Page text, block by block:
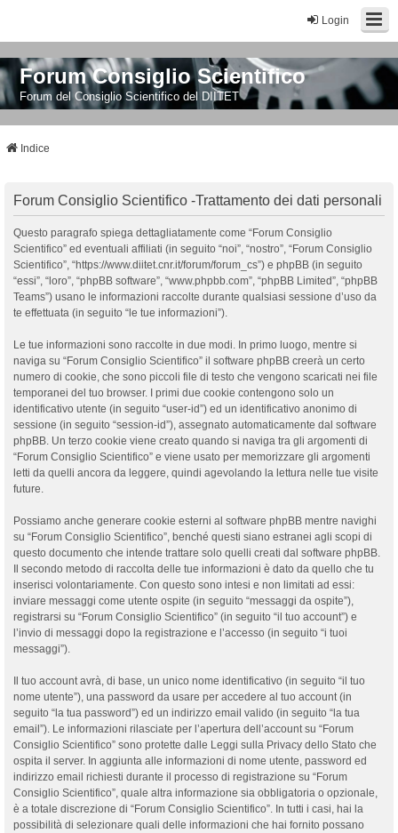
Login
Forum Consiglio Scientifico
Forum del Consiglio Scientifico del DIITET
Indice
Forum Consiglio Scientifico -Trattamento dei dati personali
Questo paragrafo spiega dettagliatamente come “Forum Consiglio
Scientifico” ed eventuali affiliati (in seguito “noi”, “nostro”, “Forum Consiglio
Scientifico”, “https://www.diitet.cnr.it/forum/forum_cs”) e phpBB (in seguito
“essi”, “loro”, “phpBB software”, “www.phpbb.com”, “phpBB Limited”, “phpBB
Teams”) usano le informazioni raccolte durante qualsiasi sessione d’uso da
te effettuata (in seguito “le tue informazioni”).
Le tue informazioni sono raccolte in due modi. In primo luogo, mentre si
naviga su “Forum Consiglio Scientifico” il software phpBB creerà un certo
numero di cookie, che sono piccoli file di testo che vengono scaricati nei file
temporanei del tuo browser. I primi due cookie contengono solo un
identificativo utente (in seguito “user-id”) ed un identificativo anonimo di
sessione (in seguito “session-id”), assegnato automaticamente dal software
phpBB. Un terzo cookie viene creato quando si naviga tra gli argomenti di
“Forum Consiglio Scientifico” e viene usato per memorizzare gli argomenti
letti da quelli ancora da leggere, quindi agevolando la lettura nelle tue visite
future.
Possiamo anche generare cookie esterni al software phpBB mentre navighi
su “Forum Consiglio Scientifico”, benché questi siano estranei agli scopi di
questo documento che intende trattare solo quelli creati dal software phpBB.
Il secondo metodo di raccolta delle tue informazioni è dato da quello che tu
inserisci volontariamente. Con questo sono intesi e non limitati ad essi:
inviare messaggi come utente ospite (in seguito “messaggi da ospite”),
registrarsi su “Forum Consiglio Scientifico” (in seguito “il tuo account”) e
l’invio di messaggi dopo la registrazione e l’accesso (in seguito “i tuoi
messaggi”).
Il tuo account avrà, di base, un unico nome identificativo (in seguito “il tuo
nome utente”), una password da usare per accedere al tuo account (in
seguito “la tua password”) ed un indirizzo email valido (in seguito “la tua
email”). Le informazioni rilasciate per l’apertura dell’account su “Forum
Consiglio Scientifico” sono protette dalle Leggi sulla Privacy dello Stato che
ospita il server. In aggiunta alle informazioni di nome utente, password ed
indirizzo email richiesti durante il processo di registrazione su “Forum
Consiglio Scientifico”, quale altra informazione sia obbligatoria o opzionale,
è a totale discrezione di “Forum Consiglio Scientifico”. In tutti i casi, hai la
possibilità di selezionare quali delle informazioni che hai fornito possano